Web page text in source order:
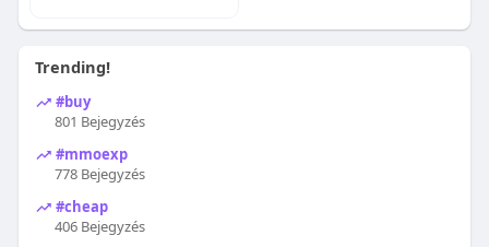
Trending!
#buy
801 Bejegyzés
#mmoexp
778 Bejegyzés
#cheap
406 Bejegyzés